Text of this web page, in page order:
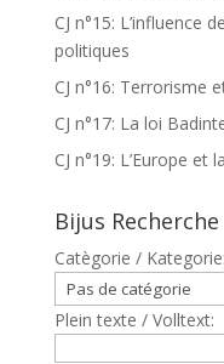
CJ n°15: L’influence
politiques
CJ n°16: Terrorisme
CJ n°17: La loi
CJ n°19: L’Europe
Bijus Recherche
Catègorie / Kategorie:
Plein texte / Volltext: